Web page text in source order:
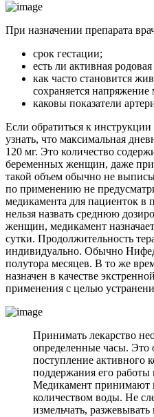
При назначении препарата
срок гестации;
есть ли активная родовая
как часто становится
сохраняется напряжение
каковы показатели
Если обратиться к
узнать, что максимальная
120 мг. Это количество
беременных женщин, даже при
такой объем обычно не
по применению не
медикамента для пациенток в
нельзя назвать среднюю
женщин, медикамент
сутки. Продолжительность
индивидуально. Обычно
полутора месяцев. В то же
назначен в качестве
применения с целью
Принимать лекарство
определенные часы. Это
поступление активного
поддержания его
Медикамент принимают
количеством воды. Не
измельчать, разжевывать